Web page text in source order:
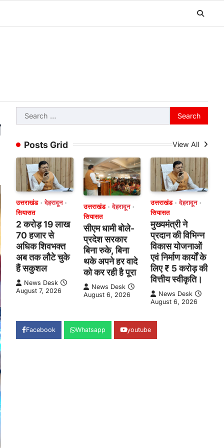
Search
for:
Posts Grid View All
उत्तराखंड
देहरादून
सियासत
2 करोड़ 19 लाख
70 हजार से
अधिक शिवभक्त
अब तक लौटे चुके
हैं सकुशल
News Desk
August 7, 2026
उत्तराखंड
देहरादून
सियासत
सीएम धामी बोले-
प्रदेश सरकार
बिना रुके, बिना
थके अपने हर वादे
को कर रही है पूरा
News Desk
August 6, 2026
उत्तराखंड
देहरादून
सियासत
मुख्यमंत्री ने
प्रदान की विभिन्न
विकास योजनाओं
एवं निर्माण कार्यों के
लिए ₹ 5 करोड़ की
वित्तीय स्वीकृति।
News Desk
August 6, 2026
Facebook Whatsapp youtube